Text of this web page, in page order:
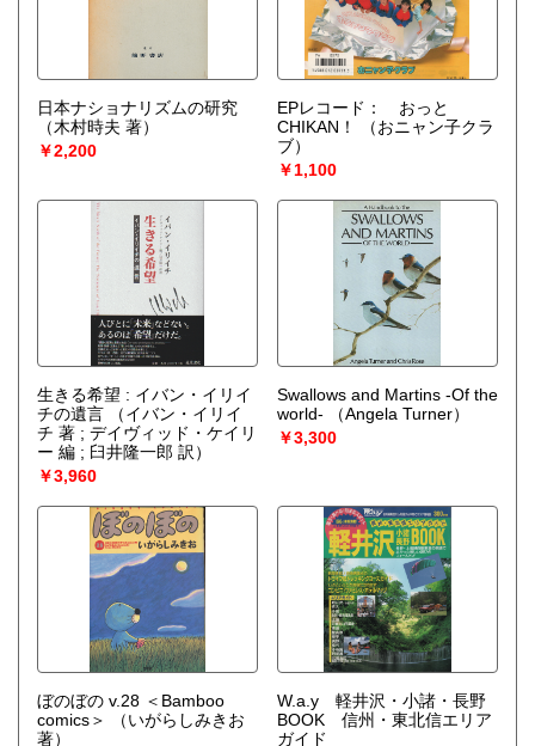
日本ナショナリズムの研究
（木村時夫 著）
￥2,200
EPレコード： おっと
CHIKAN！
（おニャン子クラ
ブ）
￥1,100
生きる希望 : イバン・イリイ
チの遺言
（イバン・イリイ
チ 著 ; デイヴィッド・ケイリ
ー 編 ; 臼井隆一郎 訳）
￥3,960
Swallows and Martins -Of the
world-
（Angela Turner）
￥3,300
ぼのぼの v.28 ＜Bamboo
comics＞
（いがらしみきお
著）
W.a.y 軽井沢・小諸・長野
BOOK 信州・東北信エリア
ガイド